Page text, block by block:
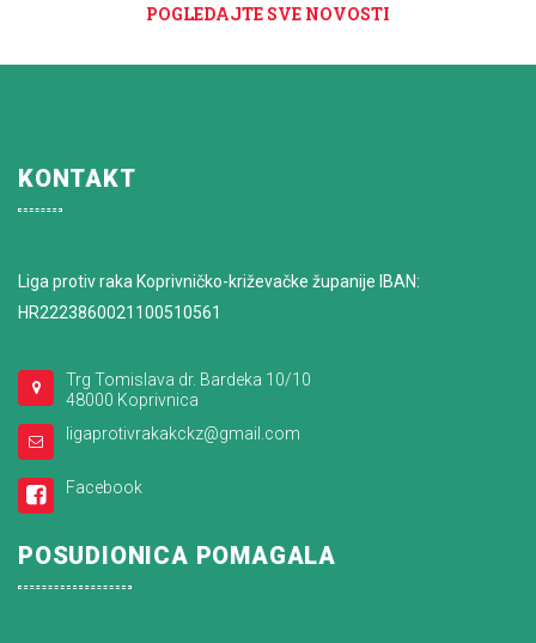
POGLEDAJTE SVE NOVOSTI
KONTAKT
Liga protiv raka Koprivničko-križevačke županije IBAN:
HR2223860021100510561
Trg Tomislava dr. Bardeka 10/10
48000 Koprivnica
ligaprotivrakakckz@gmail.com
Facebook
POSUDIONICA POMAGALA